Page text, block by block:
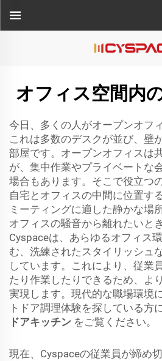
オフィス空間内
今日、多くの人がオープンオフ
これは多数のデスクが並び、壁
部屋です。オープンオフィスは
が、集中作業やプライベートな
場合もあります。そこで役立つ
自宅とオフィスの中間に位置す
ミーティングに適した静かな場
オフィスの騒音から離れたいと
Cyspaceは、あらゆるオフィス
む、洗練されたスタイリッシュ
しています。これにより、従業
たり作業したりできるため、よ
実現します。現代的な職場環境
トドア調理体験を探している方
ドアキッチン をご覧ください。
現在、Cyspaceの従業員が締め